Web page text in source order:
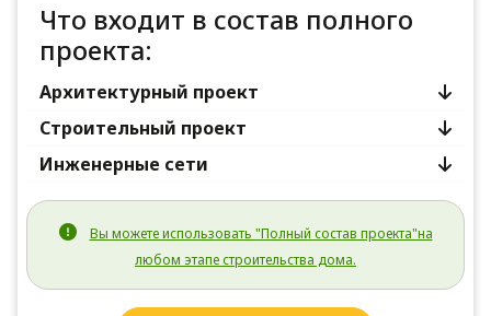
Что входит в состав полного
проекта:
Архитектурный проект
Строительный проект
Инженерные сети
Вы можете использовать "Полный состав проекта"на
любом этапе строительства дома.